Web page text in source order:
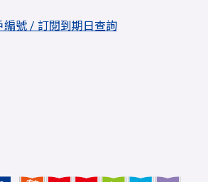
編號 / 訂閱到期日查詢